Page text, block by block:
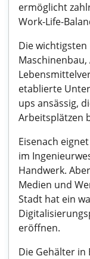
ermöglicht
Work-Life-
Die wichtigsten
etablierte
ups ansässig,
Arbeitsplätzen
Eisenach
im
Handwerk.
Medien und
Stadt hat ein
eröffnen.
Die Gehälter in